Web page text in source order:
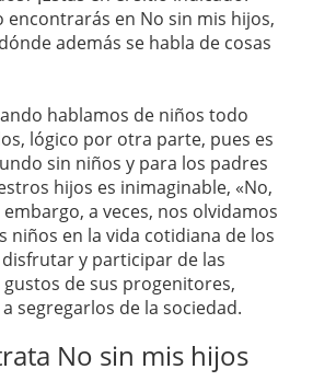
encontrarás en No sin mis hijos,
además se habla de cosas
hablamos de niños todo
lógico por otra parte, pues es
sin niños y para los padres
hijos es inimaginable, «No,
a veces, nos olvidamos
niños en la vida cotidiana de los
y participar de las
gustos de sus progenitores,
segregarlos de la sociedad.
No sin mis hijos